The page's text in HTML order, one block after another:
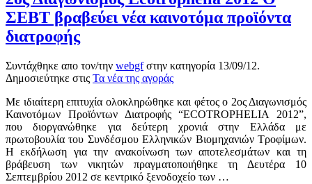
ΣΕΒΤ βραβεύει νέα καινοτόμα προϊόντα
διατροφής
Συντάχθηκε απο τον/την webgfστην κατηγορία 13/09/12.
Δημοσιεύτηκε στις Τα νέα της αγοράς
Με ιδιαίτερη επιτυχία ολοκληρώθηκε και φέτος ο 2ος Διαγωνισμός
Καινοτόμων Προϊόντων Διατροφής “ECOTROPHELIA 2012”,
που διοργανώθηκε για δεύτερη χρονιά στην Ελλάδα με
πρωτοβουλία του Συνδέσμου Ελληνικών Βιομηχανιών Τροφίμων.
Η εκδήλωση για την ανακοίνωση των αποτελεσμάτων και τη
βράβευση των νικητών πραγματοποιήθηκε τη Δευτέρα 10
Σεπτεμβρίου 2012 σε κεντρικό ξενοδοχείο των …